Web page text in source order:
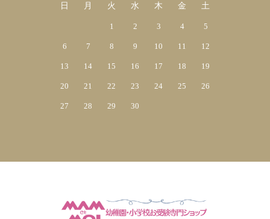
日 月 火 水 木 金 土
1 2 3 4 5
6 7 8 9 10 11 12
13 14 15 16 17 18 19
20 21 22 23 24 25 26
27 28 29 30